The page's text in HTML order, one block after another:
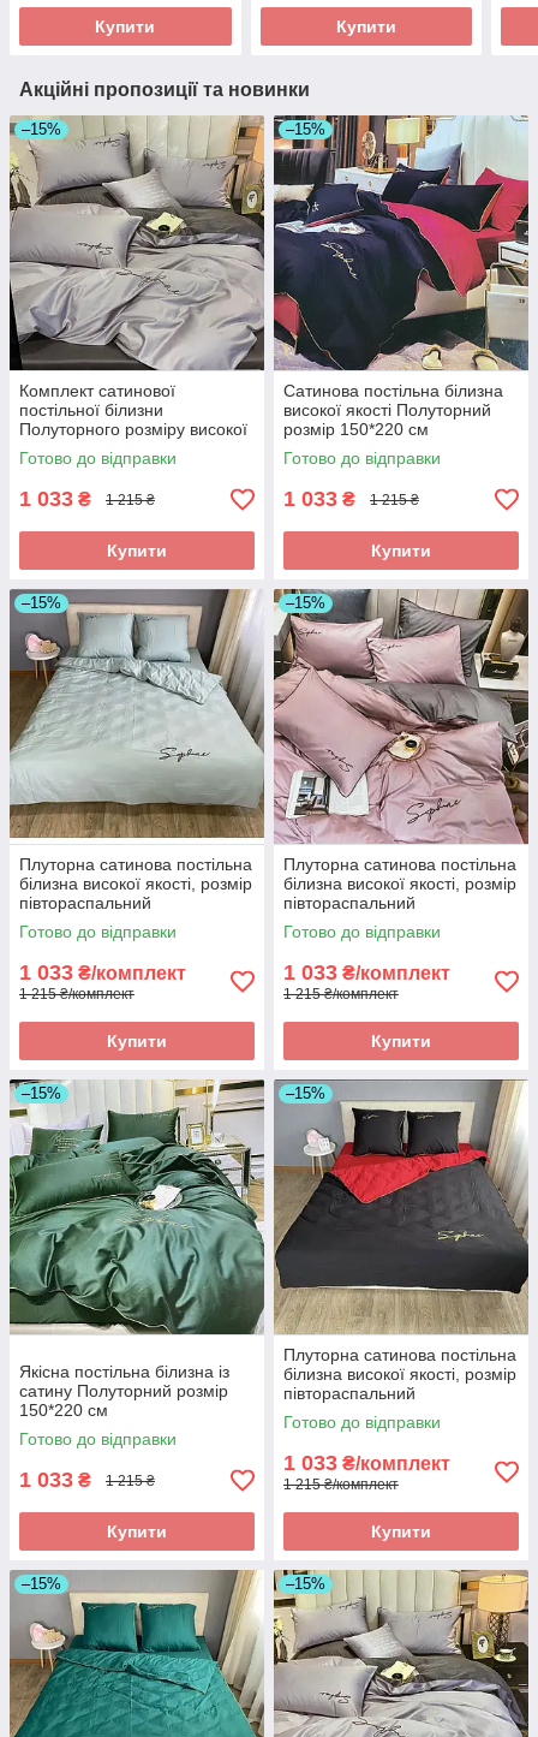
Купити Купити
Акційні пропозиції та новинки
–15%
Комплект сатинової
постільної білизни
Полуторного розміру високої
якості
Готово до відправки
1 033 ₴ 1 215 ₴
Купити
–15%
Сатинова постільна білизна
високої якості Полуторний
розмір 150*220 см
Готово до відправки
1 033 ₴ 1 215 ₴
Купити
–15%
Плуторна сатинова постільна
білизна високої якості, розмір
півтораспальний
Готово до відправки
1 033 ₴/комплект
1 215 ₴/комплект
Купити
–15%
Плуторна сатинова постільна
білизна високої якості, розмір
півтораспальний
Готово до відправки
1 033 ₴/комплект
1 215 ₴/комплект
Купити
–15%
Якісна постільна білизна із
сатину Полуторний розмір
150*220 см
Готово до відправки
1 033 ₴ 1 215 ₴
Купити
–15%
Плуторна сатинова постільна
білизна високої якості, розмір
півтораспальний
Готово до відправки
1 033 ₴/комплект
1 215 ₴/комплект
Купити
–15% –15%